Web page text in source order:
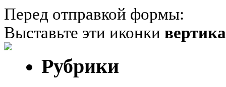
Перед отправкой формы:
Выставьте эти иконки
Рубрики